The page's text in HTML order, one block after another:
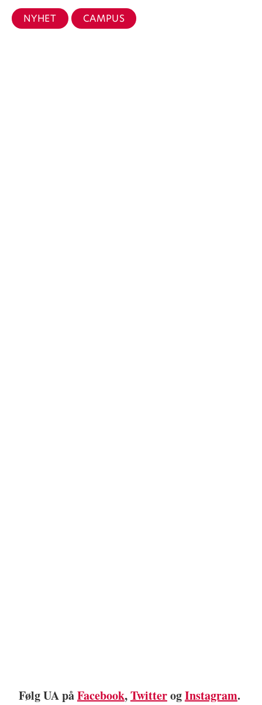
NYHET CAMPUS
Følg UA påFacebook,TwitterogInstagram.